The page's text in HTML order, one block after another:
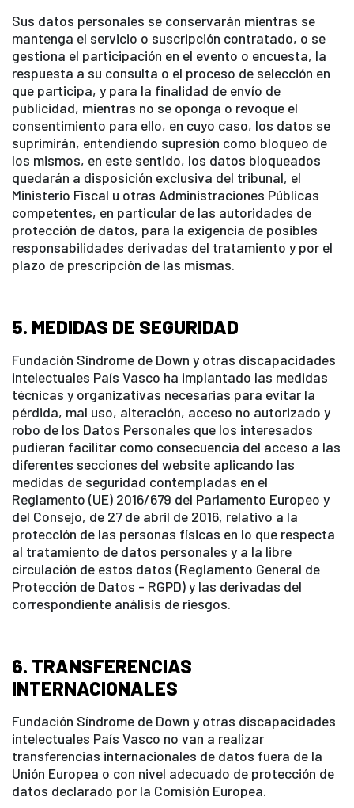
Sus datos personales se conservarán mientras se
mantenga el servicio o suscripción contratado, o se
gestiona el participación en el evento o encuesta, la
respuesta a su consulta o el proceso de selección en
que participa, y para la finalidad de envío de
publicidad, mientras no se oponga o revoque el
consentimiento para ello, en cuyo caso, los datos se
suprimirán, entendiendo supresión como bloqueo de
los mismos, en este sentido, los datos bloqueados
quedarán a disposición exclusiva del tribunal, el
Ministerio Fiscal u otras Administraciones Públicas
competentes, en particular de las autoridades de
protección de datos, para la exigencia de posibles
responsabilidades derivadas del tratamiento y por el
plazo de prescripción de las mismas.
5. MEDIDAS DE SEGURIDAD
Fundación Síndrome de Down y otras discapacidades
intelectuales País Vasco ha implantado las medidas
técnicas y organizativas necesarias para evitar la
pérdida, mal uso, alteración, acceso no autorizado y
robo de los Datos Personales que los interesados
pudieran facilitar como consecuencia del acceso a las
diferentes secciones del website aplicando las
medidas de seguridad contempladas en el
Reglamento (UE) 2016/679 del Parlamento Europeo y
del Consejo, de 27 de abril de 2016, relativo a la
protección de las personas físicas en lo que respecta
al tratamiento de datos personales y a la libre
circulación de estos datos (Reglamento General de
Protección de Datos - RGPD) y las derivadas del
correspondiente análisis de riesgos.
6. TRANSFERENCIAS
INTERNACIONALES
Fundación Síndrome de Down y otras discapacidades
intelectuales País Vasco no van a realizar
transferencias internacionales de datos fuera de la
Unión Europea o con nivel adecuado de protección de
datos declarado por la Comisión Europea.